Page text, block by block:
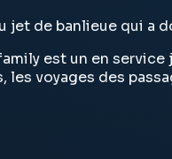
jet de banlieue qui a
est un en
les voyages des